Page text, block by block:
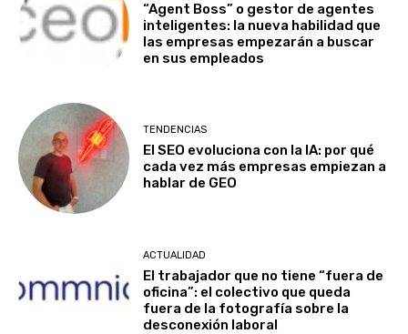
“Agent Boss” o gestor de agentes
inteligentes: la nueva habilidad que
las empresas empezarán a buscar
en sus empleados
TENDENCIAS
El SEO evoluciona con la IA: por qué
cada vez más empresas empiezan a
hablar de GEO
ACTUALIDAD
El trabajador que no tiene “fuera de
oficina”: el colectivo que queda
fuera de la fotografía sobre la
desconexión laboral